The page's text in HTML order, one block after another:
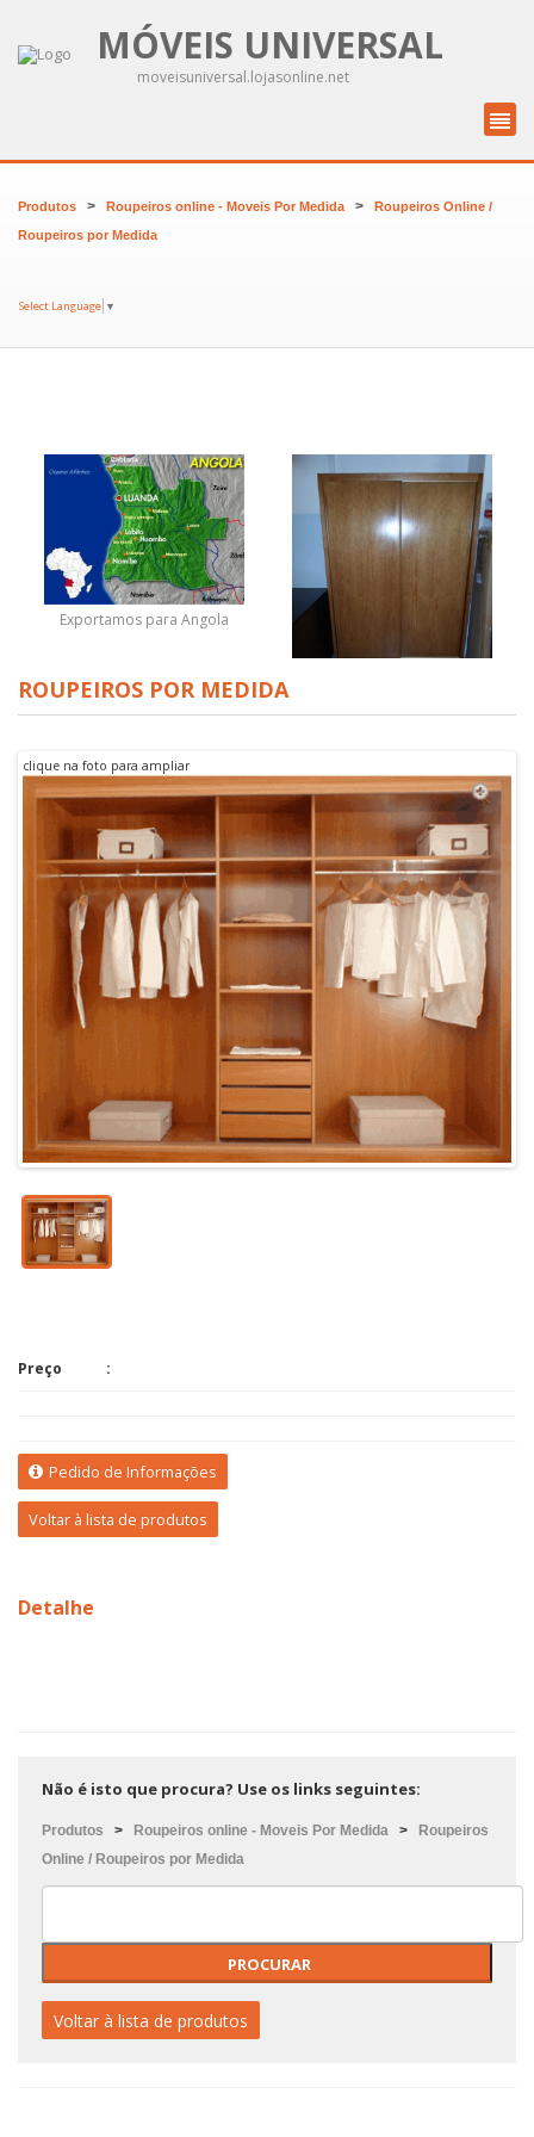
MÓVEIS UNIVERSAL
moveisuniversal.lojasonline.net
Produtos > Roupeiros online - Moveis Por Medida> Roupeiros Online /
Roupeiros por Medida
Select Language ▼
Exportamos para Angola
ROUPEIROS POR MEDIDA
clique na foto para ampliar
Preço
Pedido de Informações
Voltar à lista de produtos
Detalhe
Não é isto que procura? Use os links seguintes:
Produtos > Roupeiros online - Moveis Por Medida >
Roupeiros
Online / Roupeiros por Medida
Voltar à lista de produtos